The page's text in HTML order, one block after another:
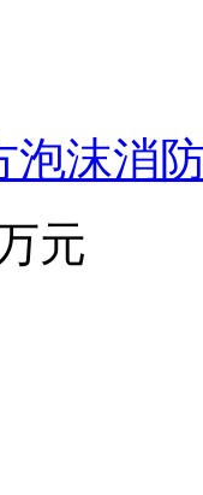
泡沫消
元